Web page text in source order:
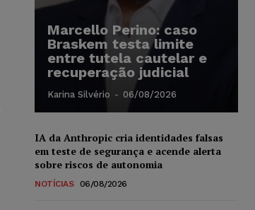
Marcello Perino: caso
Braskem testa limite
entre tutela cautelar e
recuperação judicial
Karina Silvério - 06/08/2026
IA da Anthropic cria identidades falsas
em teste de segurança e acende alerta
sobre riscos de autonomia
NOTÍCIAS 06/08/2026